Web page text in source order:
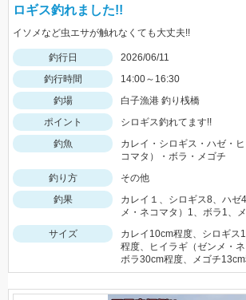
ロギス釣れました!!
イソメなど虫エサが触れなくても大丈夫!!
釣行日
2026/06/11
釣行時間
14:00～16:30
釣場
白子漁港 釣り桟橋
ポイント
シロギス釣れてます!!
釣魚
カレイ・シロギス・ハゼ・
コマタ）・ボラ・メゴチ
釣り方
その他
釣果
カレイ１、シロギス8、ハゼ
メ・ネコマタ）1、ボラ1、
サイズ
カレイ10cm程度、シロギス
程度、ヒイラギ（ゼンメ・ネ
ボラ30cm程度、メゴチ